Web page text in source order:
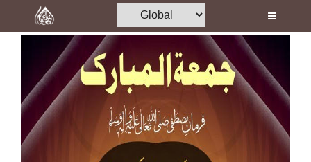
Home
Media
Madani Channel